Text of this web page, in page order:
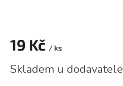
19 Kč / ks
cena:
Skladem u dodavatele